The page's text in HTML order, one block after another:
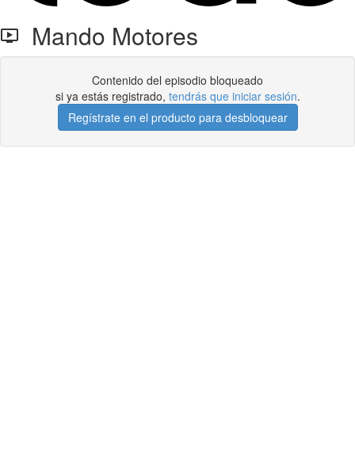
Mando Motores
Contenido del episodio bloqueado
si ya estás registrado, tendrás que iniciar sesión.
Regístrate en el producto para desbloquear